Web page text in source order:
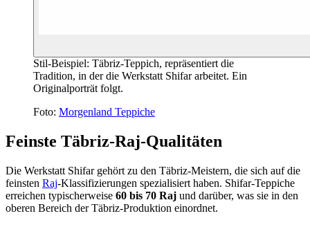
Stil-Beispiel: Täbriz-Teppich, repräsentiert die
Tradition, in der die Werkstatt Shifar arbeitet. Ein
Originalporträt folgt.
Foto: Morgenland Teppiche
Feinste Täbriz-Raj-Qualitäten
Die Werkstatt Shifar gehört zu den Täbriz-Meistern, die sich auf die
feinsten Raj-Klassifizierungen spezialisiert haben. Shifar-Teppiche
erreichen typischerweise 60 bis 70 Raj und darüber, was sie in den
oberen Bereich der Täbriz-Produktion einordnet.